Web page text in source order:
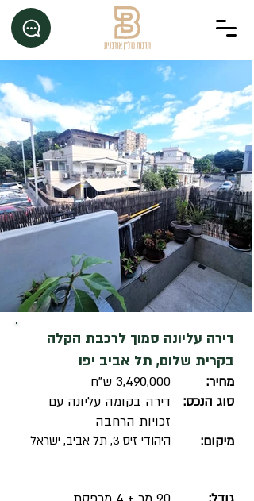
דירה עליונה סמוך לרכבת הקלה
בקרית שלום, תל אביב יפו
3,490,000 ש"ח
דירה בקומה עליונה עם
זכויות הרחבה
היהודי זיס 3, תל אביב, ישראל
מחיר:
סוג הנכס:
מיקום: